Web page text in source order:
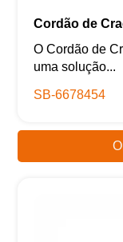
Cordão de
O Cordão de
uma solução...
SB-6678454